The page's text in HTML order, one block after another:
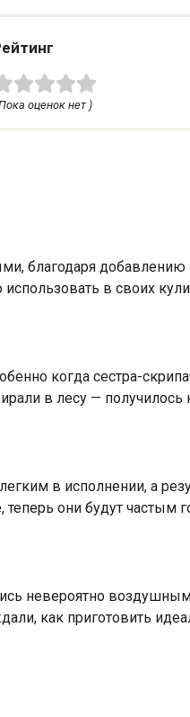
оценок нет )
благодаря добавлению
в своих
когда сестра-
в лесу —
в исполнении, а
они будут частым
невероятно
как приготовить